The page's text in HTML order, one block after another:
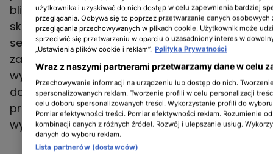
bliska pracy mechaników, którzy zamiast
skrótów wybierają rzetelną diagnozę i
sensowne rozwiązania. Widzowie zobaczą
zarówno typowe awarie, jak i bardziej
wymagające przypadki - a przy okazji
dowiedzą się, jak rozpoznać pierwsze objawy
problemu i jak unikać usterek, które często
wynikają z drobnych zaniedbań.
użytkownika i uzyskiwać do nich dostęp w celu zapewnienia bardziej
przeglądania. Odbywa się to poprzez przetwarzanie danych osobowych
przeglądania przechowywanych w plikach cookie. Użytkownik może
sprzeciwić się przetwarzaniu w oparciu o uzasadniony interes w
„Ustawienia plików cookie i reklam”. Polityka Prywatności
Wraz z naszymi partnerami przetwarzamy dane w celu
Przechowywanie informacji na urządzeniu lub dostęp do nich.
spersonalizowanych reklam. Tworzenie profili w celu personalizacji
celu doboru spersonalizowanych treści. Wykorzystanie profili do
Pomiar efektywności treści. Pomiar efektywności reklam. Rozumienie
kombinacji danych z różnych źródeł. Rozwój i ulepszanie usług.
danych do wyboru reklam.
Lista partnerów (dostawców)